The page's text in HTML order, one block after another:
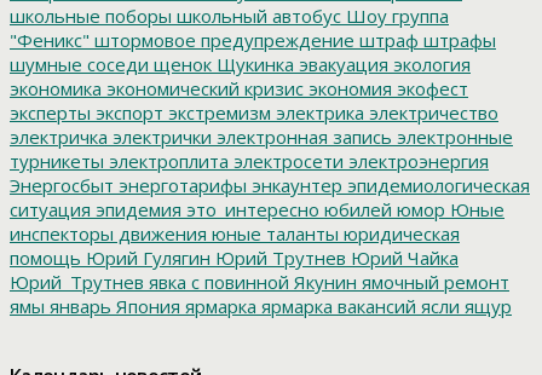
школьные поборы школьный автобус Шоу группа
"Феникс" штормовое предупреждение штраф штрафы
шумные соседи щенок Щукинка эвакуация экология
экономика экономический кризис экономия экофест
эксперты экспорт экстремизм электрика электричество
электричка электрички электронная запись электронные
турникеты электроплита электросети электроэнергия
Энергосбыт энерготарифы энкаунтер эпидемиологическая
ситуация эпидемия это_интересно юбилей юмор Юные
инспекторы движения юные таланты юридическая
помощь Юрий Гулягин Юрий Трутнев Юрий Чайка
Юрий_Трутнев явка с повинной Якунин ямочный ремонт
ямы январь Япония ярмарка ярмарка вакансий ясли ящур